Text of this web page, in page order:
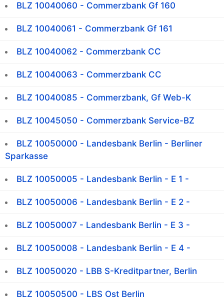
BLZ 10040060 - Commerzbank Gf 160
BLZ 10040061 - Commerzbank Gf 161
BLZ 10040062 - Commerzbank CC
BLZ 10040063 - Commerzbank CC
BLZ 10040085 - Commerzbank, Gf Web-K
BLZ 10045050 - Commerzbank Service-BZ
BLZ 10050000 - Landesbank Berlin - Berliner
Sparkasse
BLZ 10050005 - Landesbank Berlin - E 1 -
BLZ 10050006 - Landesbank Berlin - E 2 -
BLZ 10050007 - Landesbank Berlin - E 3 -
BLZ 10050008 - Landesbank Berlin - E 4 -
BLZ 10050020 - LBB S-Kreditpartner, Berlin
BLZ 10050500 - LBS Ost Berlin